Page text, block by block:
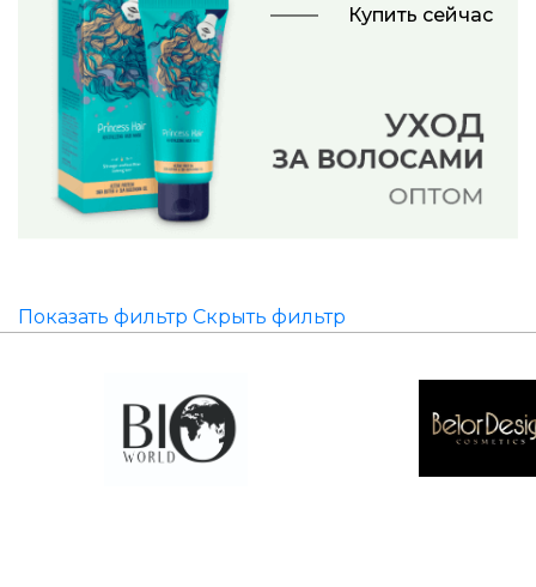
Купить сейчас
Показать фильтр Скрыть фильтр